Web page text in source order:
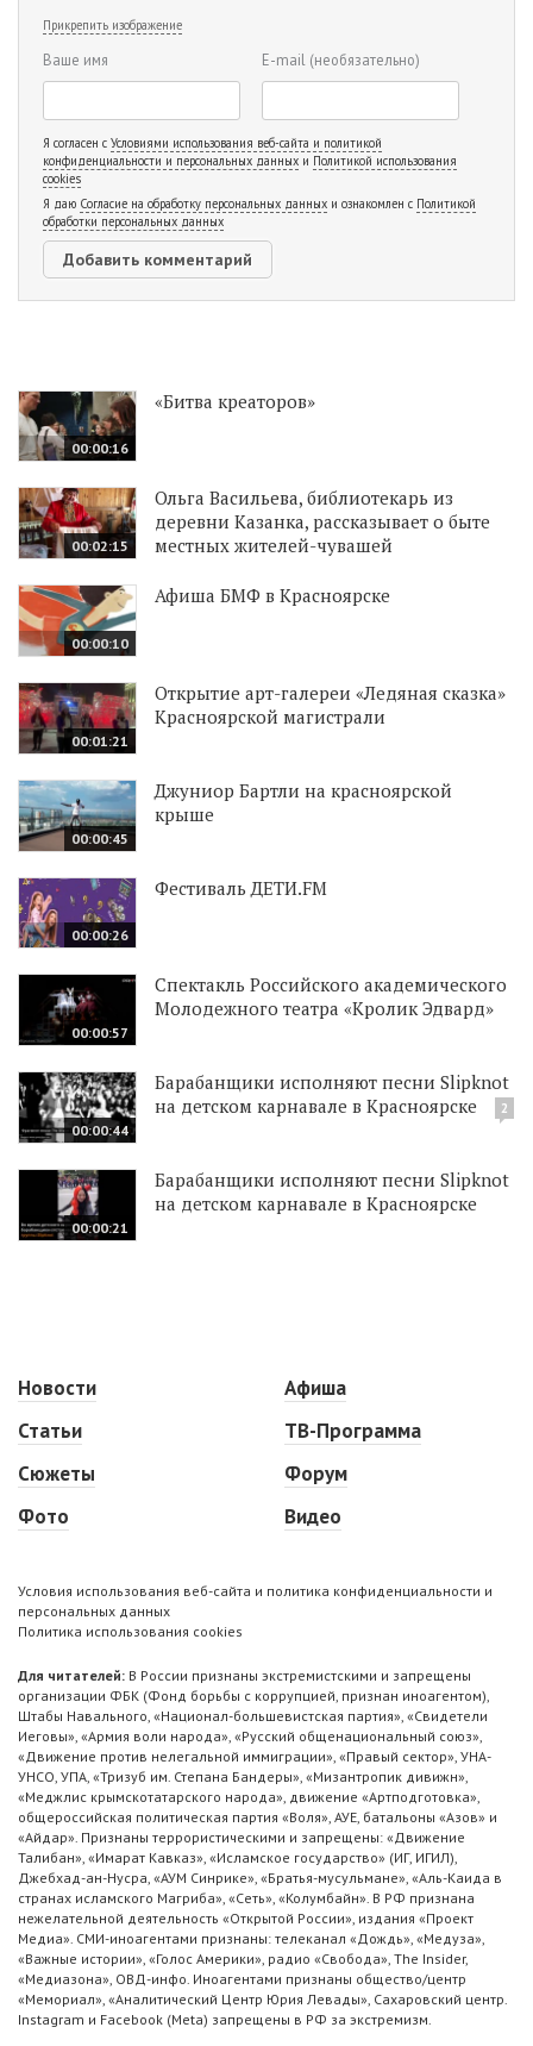
Прикрепить изображение
Ваше имя E-mail (необязательно)
Я согласен с Условиями использования веб-сайта и политикой
конфиденциальности и персональных данных и Политикой использования
cookies
Я даю Согласие на обработку персональных данных и ознакомлен с Политикой
обработки персональных данных
00:00:16
«Битва креаторов»
00:02:15
Ольга Васильева, библиотекарь из
деревни Казанка, рассказывает о быте
местных жителей-чувашей
00:00:10
Афиша БМФ в Красноярске
00:01:21
Открытие арт-галереи «Ледяная сказка»
Красноярской магистрали
00:00:45
Джуниор Бартли на красноярской
крыше
00:00:26
Фестиваль ДЕТИ.FM
00:00:57
Спектакль Российского академического
Молодежного театра «Кролик Эдвард»
00:00:44
Барабанщики исполняют песни Slipknot
на детском карнавале в Красноярске
2
00:00:21
Барабанщики исполняют песни Slipknot
на детском карнавале в Красноярске
Новости
Статьи
Сюжеты
Фото
Афиша
ТВ-Программа
Форум
Видео
Условия использования веб-сайта и политика конфиденциальности и
персональных данных
Политика использования cookies
Для читателей: В России признаны экстремистскими и запрещены
организации ФБК (Фонд борьбы с коррупцией, признан иноагентом),
Штабы Навального, «Национал-большевистская партия», «Свидетели
Иеговы», «Армия воли народа», «Русский общенациональный союз»,
«Движение против нелегальной иммиграции», «Правый сектор», УНА-
УНСО, УПА, «Тризуб им. Степана Бандеры», «Мизантропик дивижн»,
«Меджлис крымскотатарского народа», движение «Артподготовка»,
общероссийская политическая партия «Воля», АУЕ, батальоны «Азов» и
«Айдар». Признаны террористическими и запрещены: «Движение
Талибан», «Имарат Кавказ», «Исламское государство» (ИГ, ИГИЛ),
Джебхад-ан-Нусра, «АУМ Синрике», «Братья-мусульмане», «Аль-Каида в
странах исламского Магриба», «Сеть», «Колумбайн». В РФ признана
нежелательной деятельность «Открытой России», издания «Проект
Медиа». СМИ-иноагентами признаны: телеканал «Дождь», «Медуза»,
«Важные истории», «Голос Америки», радио «Свобода», The Insider,
«Медиазона», ОВД-инфо. Иноагентами признаны общество/центр
«Мемориал», «Аналитический Центр Юрия Левады», Сахаровский центр.
Instagram и Facebook (Metа) запрещены в РФ за экстремизм.